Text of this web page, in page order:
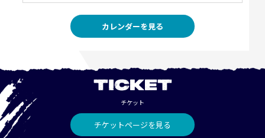
カレンダーを見る
TICKET
チケット
チケットページを見る